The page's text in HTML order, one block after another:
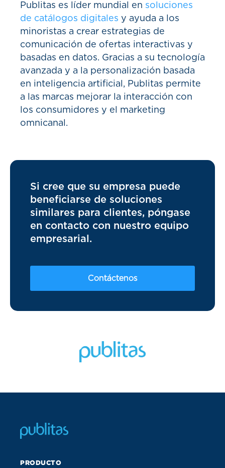
Publitas es líder mundial en soluciones
de catálogos digitales y ayuda a los
minoristas a crear estrategias de
comunicación de ofertas interactivas y
basadas en datos. Gracias a su tecnología
avanzada y a la personalización basada
en inteligencia artificial, Publitas permite
a las marcas mejorar la interacción con
los consumidores y el marketing
omnicanal.
Si cree que su empresa puede
beneficiarse de soluciones
similares para clientes, póngase
en contacto con nuestro equipo
empresarial.
Contáctenos
PRODUCTO